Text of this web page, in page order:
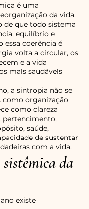
é uma
da vida.
de que todo sistema
equilíbrio e
essa coerência é
volta a circular, os
e a vida
mais saudáveis
a sintropia não se
como organização
como clareza
pertencimento,
saúde,
de sustentar
com a vida.
da
existe